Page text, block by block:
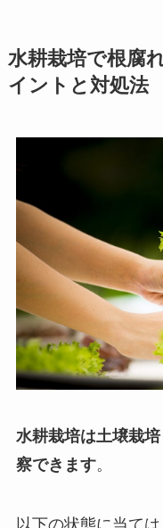
水耕栽培で根腐
イントと対処法
水耕栽培は土壌栽
察できます。